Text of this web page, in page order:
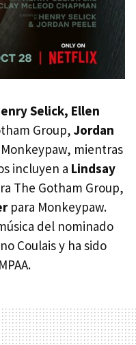
Selick, Ellen
Group, Jordan
mientras
incluyen a Lindsay
The Gotham Group,
para Monkeypaw.
del nominado
Coulais y ha sido